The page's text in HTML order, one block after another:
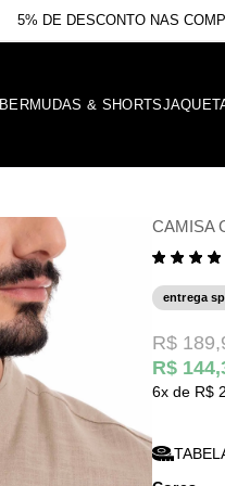
5% DE DESCONTO NAS
BERMUDAS & SHORTS
CAMISA
entrega
R$
R$
6x R$